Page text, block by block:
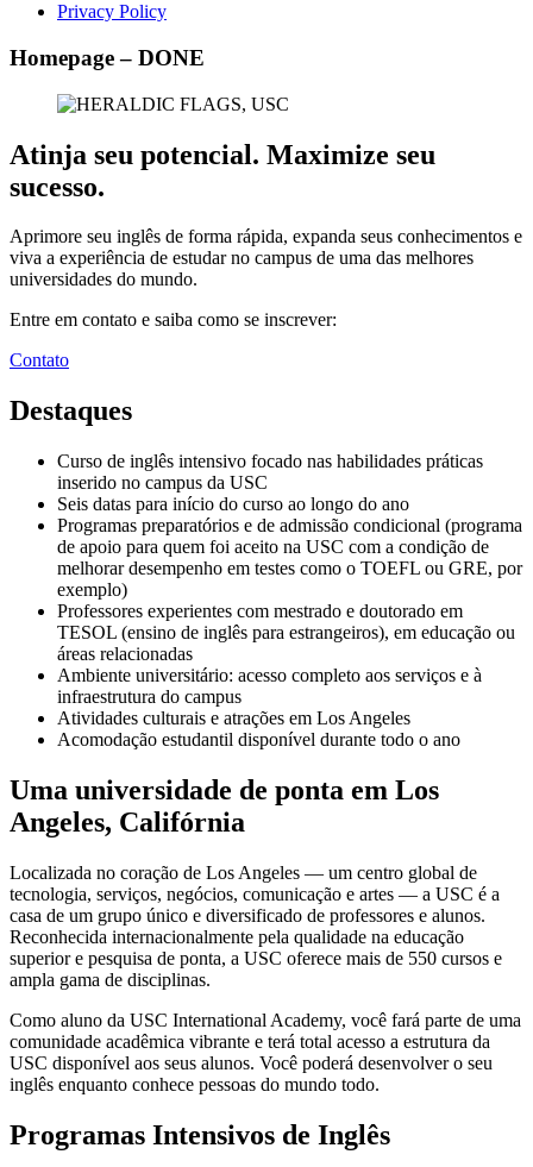
Privacy Policy
Homepage – DONE
Atinja seu potencial. Maximize seu
sucesso.
Aprimore seu inglês de forma rápida, expanda seus conhecimentos e
viva a experiência de estudar no campus de uma das melhores
universidades do mundo.
Entre em contato e saiba como se inscrever:
Contato
Destaques
Curso de inglês intensivo focado nas habilidades práticas
inserido no campus da USC
Seis datas para início do curso ao longo do ano
Programas preparatórios e de admissão condicional (programa
de apoio para quem foi aceito na USC com a condição de
melhorar desempenho em testes como o TOEFL ou GRE, por
exemplo)
Professores experientes com mestrado e doutorado em
TESOL (ensino de inglês para estrangeiros), em educação ou
áreas relacionadas
Ambiente universitário: acesso completo aos serviços e à
infraestrutura do campus
Atividades culturais e atrações em Los Angeles
Acomodação estudantil disponível durante todo o ano
Uma universidade de ponta em Los
Angeles, Califórnia
Localizada no coração de Los Angeles — um centro global de
tecnologia, serviços, negócios, comunicação e artes — a USC é a
casa de um grupo único e diversificado de professores e alunos.
Reconhecida internacionalmente pela qualidade na educação
superior e pesquisa de ponta, a USC oferece mais de 550 cursos e
ampla gama de disciplinas.
Como aluno da USC International Academy, você fará parte de uma
comunidade acadêmica vibrante e terá total acesso a estrutura da
USC disponível aos seus alunos. Você poderá desenvolver o seu
inglês enquanto conhece pessoas do mundo todo.
Programas Intensivos de Inglês